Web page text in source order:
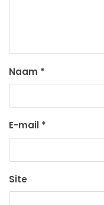
Naam *
E-mail *
Site